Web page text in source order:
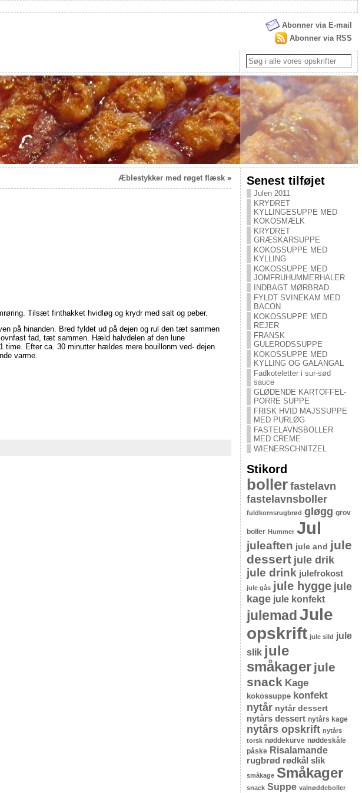
Abonner via E-mail
Abonner via RSS
Æblestykker med røget flæsk»
Tilsæt finthakket hvidløg og krydr med salt og peber.
på hinanden. Bred fyldet ud på dejen og rul den tæt sammen
fad, tæt sammen. Hæld halvdelen af den lune
Efter ca. 30 minutter hældes mere bouillonm ved- dejen
varme.
Senest tilføjet
Julen 2011
KRYDRET
KYLLINGESUPPE MED
KOKOSMÆLK
KRYDRET
GRÆSKARSUPPE
KOKOSSUPPE MED
KYLLING
KOKOSSUPPE MED
JOMFRUHUMMERHALER
INDBAGT MØRBRAD
FYLDT SVINEKAM MED
BACON
KOKOSSUPPE MED
REJER
FRANSK
GULERODSSUPPE
KOKOSSUPPE MED
KYLLING OG GALANGAL
Fadkoteletter i sur-sød
sauce
GLØDENDE KARTOFFEL-
PORRE SUPPE
FRISK HVID MAJSSUPPE
MED PURLØG
FASTELAVNSBOLLER
MED CREME
WIENERSCHNITZEL
Stikord
boller fastelavn
fastelavnsboller
fuldkornsrugbrød gløgg grov
boller Hummer Jul
juleaften jule and jule
dessert jule drik
jule drink julefrokost
jule gås jule hygge jule
kage jule konfekt
julemad Jule
opskrift jule sild jule
slik jule
småkager jule
snack Kage
kokossuppe konfekt
nytår nytår dessert
nytårs dessert nytårs kage
nytårs opskrift nytårs
torsk nøddekurve nøddeskåle
påske Risalamande
rugbrød rødkål slik
småkage Småkager
snack Suppe valnøddeboller